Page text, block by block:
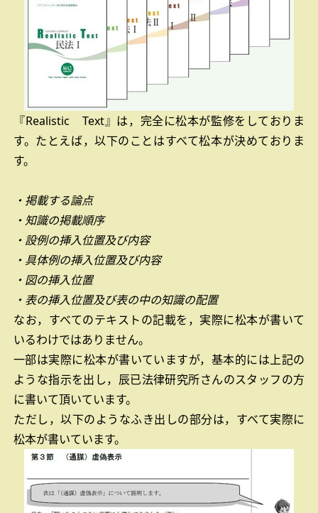
『Realistic
Text』は，完全に松本が監修をしておりま
す。たとえば，以下のことはすべて松本が決めておりま
す。
・掲載する論点
・知識の掲載順序
・設例の挿入位置及び内容
・具体例の挿入位置及び内容
・図の挿入位置
・表の挿入位置及び表の中の知識の配置
なお，すべてのテキストの記載を，実際に松本が書いて
いるわけではありません。
一部は実際に松本が書いていますが，基本的には上記の
ような指示を出し，辰已法律研究所さんのスタッフの方
に書いて頂いています。
ただし，以下のようなふき出しの部分は，すべて実際に
松本が書いています。